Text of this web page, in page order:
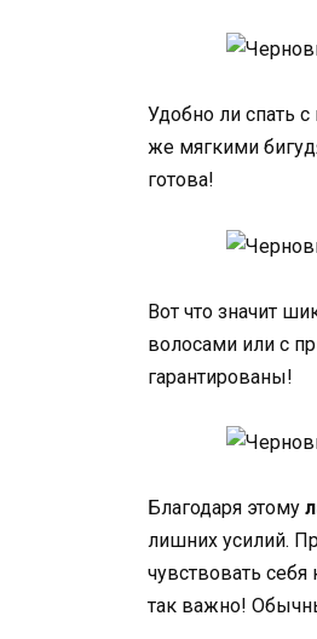
Удобно ли спать
же мягкими
готова!
Вот что значит
волосами или с
гарантированы!
Благодаря этому
лишних усилий.
чувствовать
так важно!